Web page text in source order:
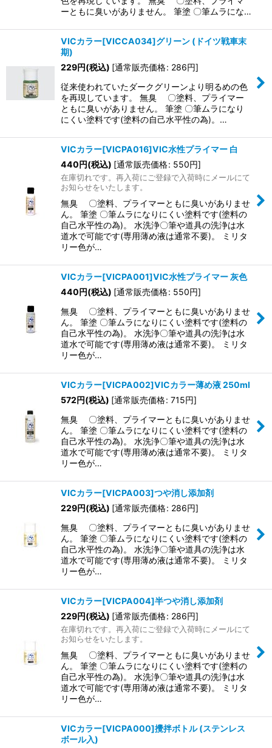
ーともに臭いがありません。 筆塗 〇筆ムラにな…
VICカラー[VICCA034]グリーン (ドイツ戦車末
期)
229円(税込) [通常販売価格: 286円]
従来使われていたダークグリーンより明るめの色
を再現しています。 無臭 〇塗料、プライマー
ともに臭いがありません。 筆塗 〇筆ムラになり
にくい塗料です(塗料の自己水平性の為)。…
VICカラー[VICPA016]VIC水性プライマー 白
440円(税込) [通常販売価格: 550円]
在庫切れです。再入荷にご登録で入荷時にメールにて
お知らせをいたします。
無臭 〇塗料、プライマーともに臭いがありませ
ん。 筆塗 〇筆ムラになりにくい塗料です(塗料の
自己水平性の為)。 水洗浄〇筆や道具の洗浄は水
道水で可能です(専用薄め液は通常不要)。 ミリタ
リー色が…
VICカラー[VICPA001]VIC水性プライマー 灰色
440円(税込) [通常販売価格: 550円]
無臭 〇塗料、プライマーともに臭いがありませ
ん。 筆塗 〇筆ムラになりにくい塗料です(塗料の
自己水平性の為)。 水洗浄〇筆や道具の洗浄は水
道水で可能です(専用薄め液は通常不要)。 ミリタ
リー色が…
VICカラー[VICPA002]VICカラー薄め液 250ml
572円(税込) [通常販売価格: 715円]
無臭 〇塗料、プライマーともに臭いがありませ
ん。 筆塗 〇筆ムラになりにくい塗料です(塗料の
自己水平性の為)。 水洗浄〇筆や道具の洗浄は水
道水で可能です(専用薄め液は通常不要)。 ミリタ
リー色が…
VICカラー[VICPA003]つや消し添加剤
229円(税込) [通常販売価格: 286円]
無臭 〇塗料、プライマーともに臭いがありませ
ん。 筆塗 〇筆ムラになりにくい塗料です(塗料の
自己水平性の為)。 水洗浄〇筆や道具の洗浄は水
道水で可能です(専用薄め液は通常不要)。 ミリタ
リー色が…
VICカラー[VICPA004]半つや消し添加剤
229円(税込) [通常販売価格: 286円]
在庫切れです。再入荷にご登録で入荷時にメールにて
お知らせをいたします。
無臭 〇塗料、プライマーともに臭いがありませ
ん。 筆塗 〇筆ムラになりにくい塗料です(塗料の
自己水平性の為)。 水洗浄〇筆や道具の洗浄は水
道水で可能です(専用薄め液は通常不要)。 ミリタ
リー色が…
VICカラー[VICPA000]攪拌ボトル (ステンレス
ボール入)